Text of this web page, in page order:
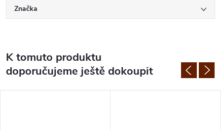
Značka
K tomuto produktu
doporučujeme ještě dokoupit